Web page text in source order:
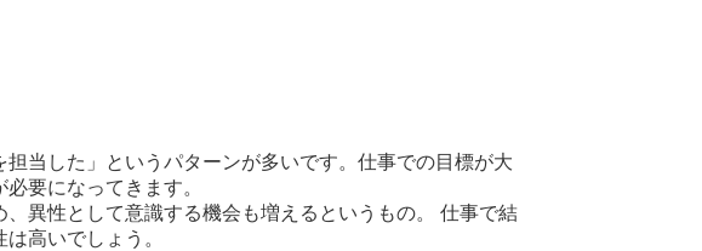
当した」というパターンが多いです。仕事での目標が大
要になってきます。
異性として意識する機会も増えるというもの。 仕事で結
高いでしょう。